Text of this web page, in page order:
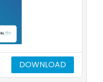
DOWNLOAD